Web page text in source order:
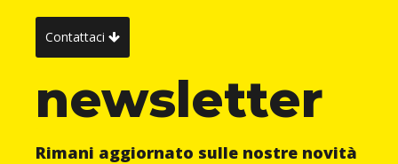
Contattaci
newsletter
Rimani aggiornato sulle nostre novità